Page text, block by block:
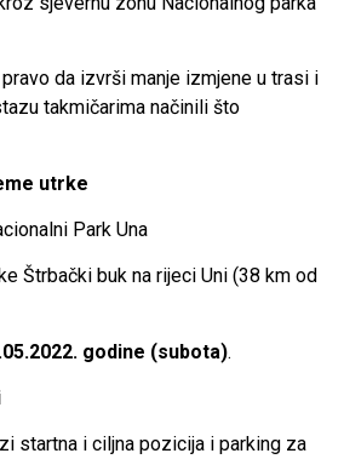
da izvrši manje izmjene u trasi i
takmičarima načinili što
utrke
Park Una
Štrbački buk na rijeci Uni (38 km od
.05.2022. godine (subota).
startna i ciljna pozicija i parking za